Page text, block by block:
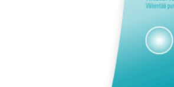
omakanta.fi
-
tunnistautua. Apteekki
Siirry reseptilääketilaukseen